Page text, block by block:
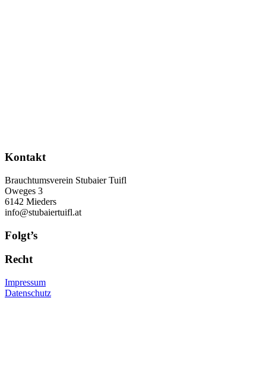
Kontakt
Brauchtumsverein Stubaier Tuifl
Oweges 3
6142 Mieders
info@stubaiertuifl.at
Folgt’s
Recht
Impressum
Datenschutz